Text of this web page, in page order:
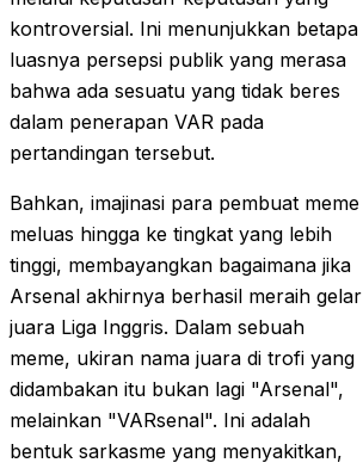
kontroversial. Ini menunjukkan betapa
luasnya persepsi publik yang merasa
bahwa ada sesuatu yang tidak beres
dalam penerapan VAR pada
pertandingan tersebut.
Bahkan, imajinasi para pembuat meme
meluas hingga ke tingkat yang lebih
tinggi, membayangkan bagaimana jika
Arsenal akhirnya berhasil meraih gelar
juara Liga Inggris. Dalam sebuah
meme, ukiran nama juara di trofi yang
didambakan itu bukan lagi "Arsenal",
melainkan "VARsenal". Ini adalah
bentuk sarkasme yang menyakitkan,